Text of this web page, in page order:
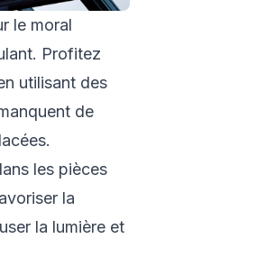
le moral
Profitez
utilisant des
de
les pièces
la
la lumière et